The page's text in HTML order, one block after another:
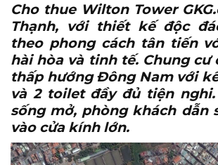
Cho thue Wilton Tower
Thạnh, với thiết kế độc
theo phong cách tân tiến
hài hòa và tinh tế. Chung cư
thấp hướng Đông Nam với
và 2 toilet đầy đủ tiện
sống mở, phòng khách dẫn
vào cửa kính lớn.